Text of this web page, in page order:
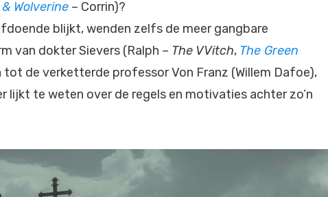
Wolverine – Corrin)?
blijkt, wenden zelfs de meer gangbare
van dokter Sievers (Ralph – The VVitch, The Green
tot de verketterde professor Von Franz (Willem Dafoe),
lijkt te weten over de regels en motivaties achter zo’n